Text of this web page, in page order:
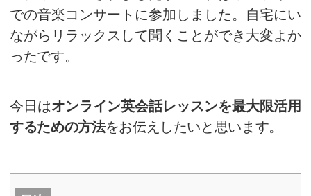
皆様、こんにちは。
6 月に入り気温も上がってきま
き、体調管理には気をつけて参